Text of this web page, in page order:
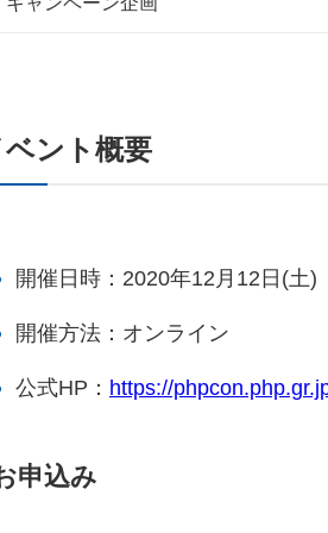
ベント概要
開催日時：2020年12月12日(土)
開催方法：オンライン
公式HP： https://
申込み